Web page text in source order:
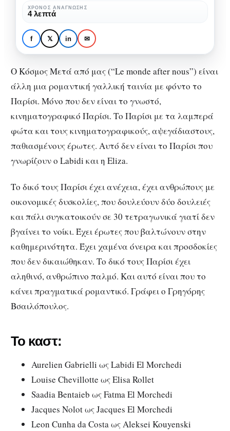
ΚΙΝΗΜΑΤΟΓΡΆΦΟΣ
Ο Κόσμος Μετά από μας:
Γαλλική δραμεντί σε ένα
“άλλο” Παρίσι
μας:
Γαλλική
δραμεντί
σε
“άλλο”
Παρίσι
ΧΡΌΝΟΣ ΑΝΆΓΝΩΣΗΣ
4 λεπτά
f 𝕏 in ✉
Ο Κόσμος Μετά από μας (“Le monde after nous”) είναι
άλλη μια ρομαντική γαλλική ταινία με φόντο το
Παρίσι. Μόνο που δεν είναι το γνωστό,
κινηματογραφικό Παρίσι. Το Παρίσι με τα λαμπερά
φώτα και τους κινηματογραφικούς, αψεγάδιαστους,
παθιασμένους έρωτες. Αυτό δεν είναι το Παρίσι που
γνωρίζουν ο Labidi και η Eliza.
Το δικό τους Παρίσι έχει ανέχεια, έχει ανθρώπους με
οικονομικές δυσκολίες, που δουλεύουν δύο δουλειές
και πάλι συγκατοικούν σε 30 τετραγωνικά γιατί δεν
βγαίνει το νοίκι. Έχει έρωτες που βαλτώνουν στην
καθημερινότητα. Έχει χαμένα όνειρα και προσδοκίες
που δεν δικαιώθηκαν. Το δικό τους Παρίσι έχει
αληθινό, ανθρώπινο παλμό. Και αυτό είναι που το
κάνει πραγματικά ρομαντικό. Γράφει ο Γρηγόρης
Βσαιλόπουλος.
Το καστ:
Aurelien Gabrielli ως Labidi El Morchedi
Louise Chevillotte ως Elisa Rollet
Saadia Bentaieb ως Fatma El Morchedi
Jacques Nolot ως Jacques El Morchedi
Leon Cunha da Costa ως Aleksei Kouyenski